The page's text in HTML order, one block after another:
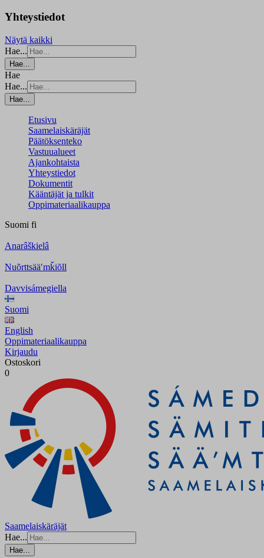
Yhteystiedot
Näytä kaikki
Hae...
Hae...
Hae
Hae...
Hae...
Etusivu
Saamelaiskäräjät
Päätöksenteko
Vastuualueet
Ajankohtaista
Yhteystiedot
Dokumentit
Kääntäjät ja tulkit
Oppimateriaalikauppa
Suomi fi
Anarâškielâ
Nuõrttsääʹmǩiõll
Davvisámegiella
Suomi
English
Oppimateriaalikauppa
Kirjaudu
Ostoskori
0
Saamelaiskäräjät
Hae...
Hae...